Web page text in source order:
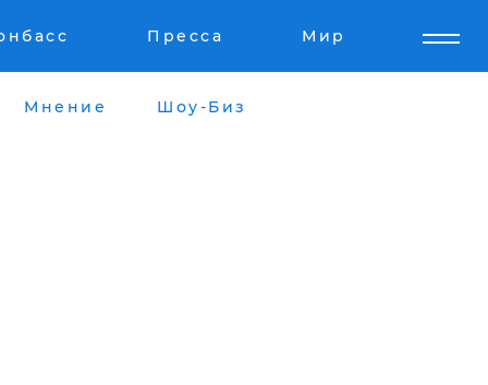
Пресса Мир
Мнение Шоу-Биз